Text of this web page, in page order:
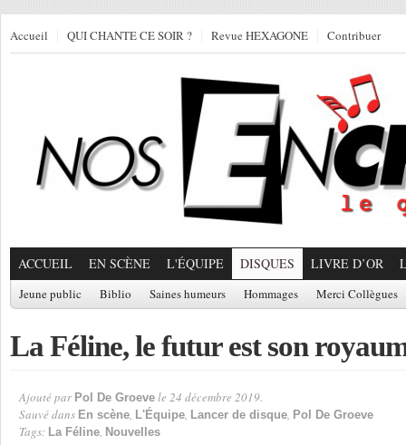
Accueil QUI CHANTE CE SOIR ? Revue HEXAGONE Contribuer
ACCUEIL EN SCÈNE L'ÉQUIPE DISQUES LIVRE D’OR
Jeune public Biblio Saines humeurs Hommages Merci Collègues
La Féline, le futur est son
Ajouté par Pol De Groeve le 24 décembre 2019.
Sauvé dans En scène, L'Équipe, Lancer de disque, Pol De Groeve
Tags: La Féline, Nouvelles